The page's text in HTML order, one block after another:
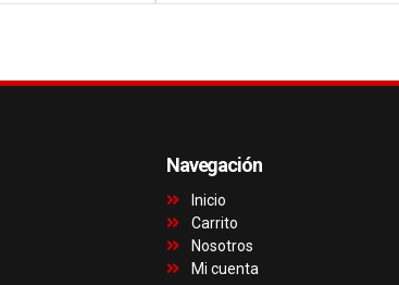
Navegación
Inicio
Carrito
Nosotros
Mi cuenta